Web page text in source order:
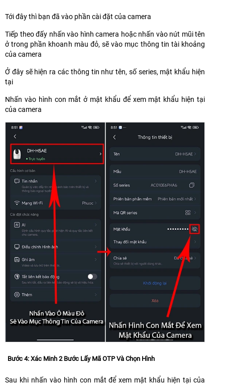
Tới đây thì bạn đã vào phần cài đặt của camera
Tiếp theo đấy nhấn vào hình camera hoặc nhấn vào nút mũi tên
ở trong phần khoanh màu đỏ, sẽ vào mục thông tin tài khoảng
của camera
Ở đây sẽ hiện ra các thông tin như tên, số series, mật khẩu hiện
tại
Nhấn vào hình con mắt ở mật khẩu để xem mật khẩu hiện tại
của camera
Bước 4: Xác Minh 2 Bước Lấy Mã OTP Và Chọn Hình
Sau khi nhấn vào hình con mắt để xem mật khẩu hiện tại của